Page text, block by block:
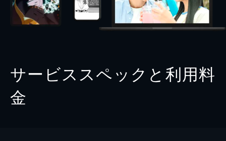
サービススペックと利用料
金